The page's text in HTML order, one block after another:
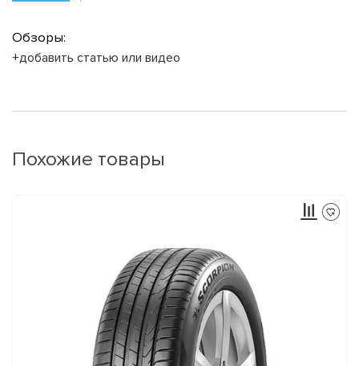
Обзоры:
+добавить статью или видео
Похожие товары